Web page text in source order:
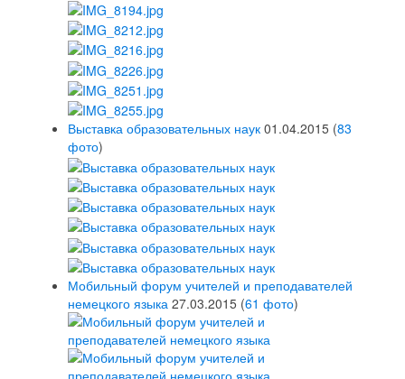
Выставка образовательных наук 01.04.2015 (83
фото)
Мобильный форум учителей и преподавателей
немецкого языка 27.03.2015 (61 фото)